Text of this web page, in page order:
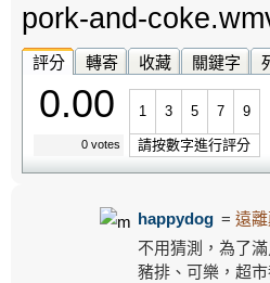
pork-and-
評分 轉寄 收藏 關鍵字
0.00
0 votes
1 3 5 7 9
請按數字進行評分
happydog =遠
不用猜測，為了
豬排、可樂，超